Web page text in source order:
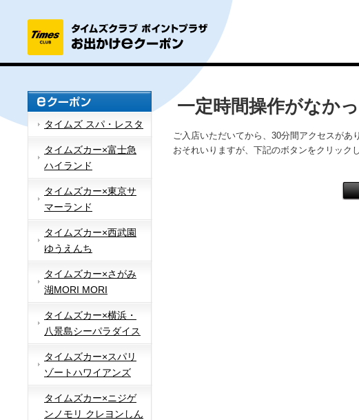
タイムズ スパ・レスタ
タイムズカー×富士急
ハイランド
タイムズカー×東京サ
マーランド
タイムズカー×西武園
ゆうえんち
タイムズカー×さがみ
湖MORI MORI
タイムズカー×横浜・
八景島シーパラダイス
タイムズカー×スパリ
ゾートハワイアンズ
タイムズカー×ニジゲ
ンノモリ クレヨンしん
一定時間操作がなか
ご入店いただいてから、30分間アクセスがあ
おそれいりますが、下記のボタンをクリック